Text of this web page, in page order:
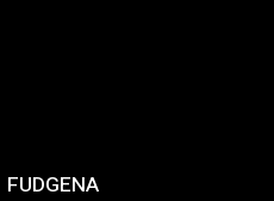
FUDGENA